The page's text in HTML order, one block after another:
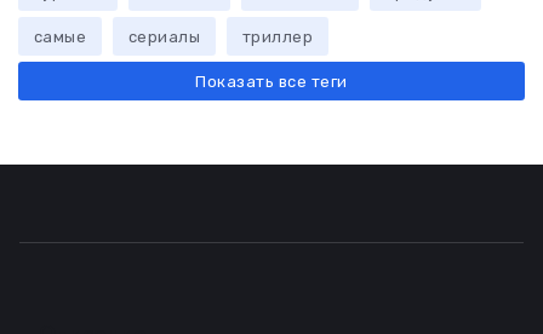
самые сериалы триллер
Показать все теги